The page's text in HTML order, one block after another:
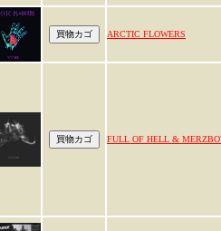
ARCTIC FLOWERS
FULL OF HELL &